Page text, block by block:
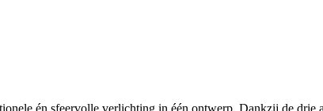
én sfeervolle verlichting in één ontwerp. Dankzij de drie